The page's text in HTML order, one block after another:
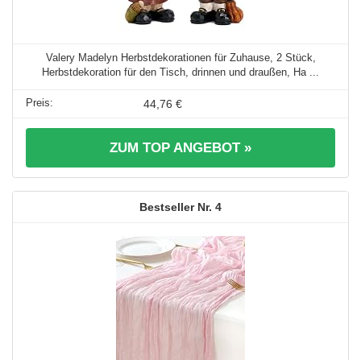
Valery Madelyn Herbstdekorationen für Zuhause, 2 Stück,
Herbstdekoration für den Tisch, drinnen und draußen, Ha ...
44,76 €
ZUM TOP ANGEBOT »
4